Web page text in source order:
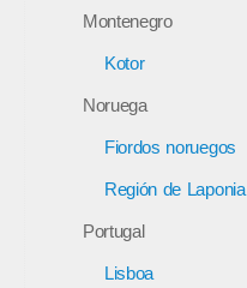
Montenegro
Kotor
Noruega
Fiordos noruegos
Región de Laponia
Portugal
Lisboa